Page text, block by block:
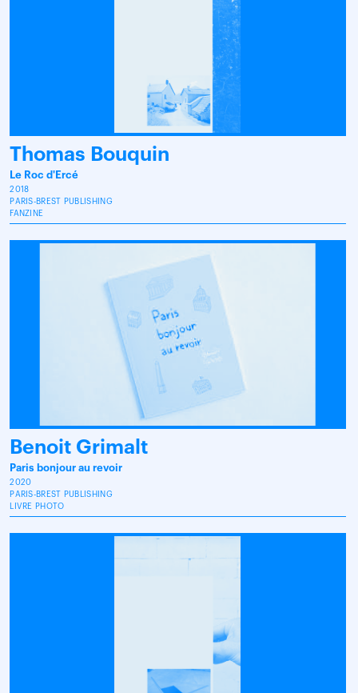
Thomas Bouquin
Le Roc d'Ercé
2018
PARIS-BREST PUBLISHING
FANZINE
Benoit Grimalt
Paris bonjour au revoir
2020
PARIS-BREST PUBLISHING
LIVRE PHOTO